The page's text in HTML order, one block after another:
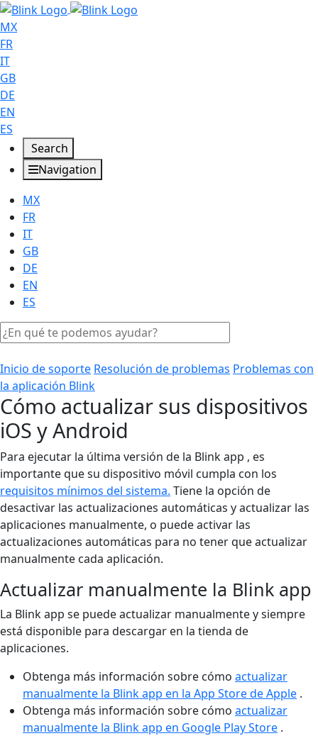
MX
FR
IT
GB
DE
EN
ES
Search
Navigation
MX
FR
IT
GB
DE
EN
ES
Inicio de soporte Resolución de problemas Problemas con
la aplicación Blink
Cómo actualizar sus dispositivos
iOS y Android
Para ejecutar la última versión de la Blink app , es
importante que su dispositivo móvil cumpla con los
requisitos mínimos del sistema. Tiene la opción de
desactivar las actualizaciones automáticas y actualizar las
aplicaciones manualmente, o puede activar las
actualizaciones automáticas para no tener que actualizar
manualmente cada aplicación.
Actualizar manualmente la Blink app
La Blink app se puede actualizar manualmente y siempre
está disponible para descargar en la tienda de
aplicaciones.
Obtenga más información sobre cómo actualizar
manualmente la Blink app en la App Store de Apple .
Obtenga más información sobre cómo actualizar
manualmente la Blink app en Google Play Store .